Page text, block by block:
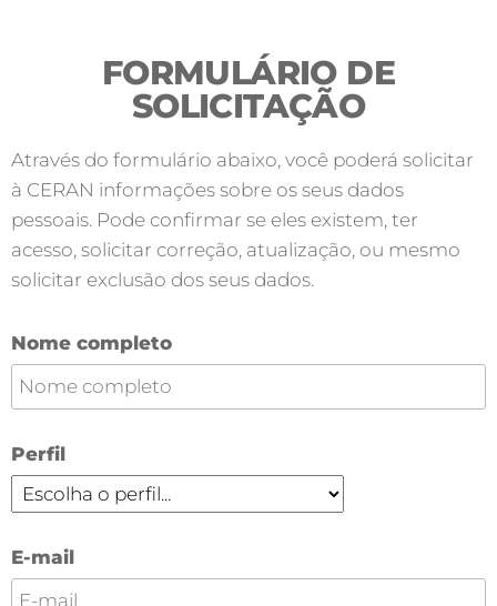
FORMULÁRIO DE
SOLICITAÇÃO
Através do formulário abaixo, você poderá solicitar
à CERAN informações sobre os seus dados
pessoais. Pode confirmar se eles existem, ter
acesso, solicitar correção, atualização, ou mesmo
solicitar exclusão dos seus dados.
Nome completo
Perfil
E-mail